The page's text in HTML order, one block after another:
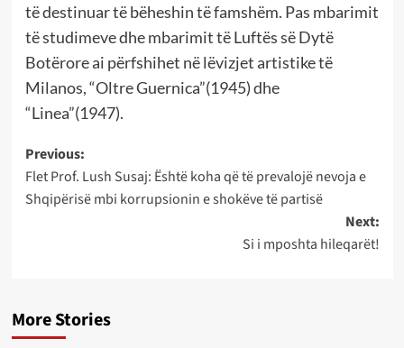
të destinuar të bëheshin të famshëm. Pas mbarimit
të studimeve dhe mbarimit të Luftës së Dytë
Botërore ai përfshihet në lëvizjet artistike të
Milanos, “Oltre Guernica”(1945) dhe
“Linea”(1947).
Post
navigation
Previous:
Flet Prof. Lush Susaj: Është koha që të prevalojë nevoja e
Shqipërisë mbi korrupsionin e shokëve të partisë
Next:
Si i mposhta hileqarët!
More Stories